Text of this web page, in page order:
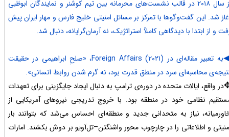
از سال ۲۰۱۸ در قالب نشست‌های محرمانه بین تیم کوشنر و نمایندگان ابوظبی
شد. این گفت‌وگوها با تمرکز بر مسائل امنیتی خلیج فارس و مهار ایران پیش
و از ابتدا با دیدگاهی کاملاً استراتژیک، نه آرمان‌گرایانه، دنبال شد.
به تعبیر مقاله‌ای در Foreign Affairs (۲۰۲۱)، «صلحِ ابراهیمی در حقیقت
محاسبه‌ای سرد در منطق قدرت بود، نه گرم شدن روابط انسانی».
در واقع، ایالات متحده در دوره‌ی ترامپ به دنبال ایجاد جایگزینی برای تعهدات
نظامی خود در منطقه بود. با خروج تدریجی نیروهای آمریکایی از
نیاز به متحدانی جدید و منطقه‌ای احساس می‌شد که بتوانند بار
و اطلاعاتی را در چارچوب محور واشنگتن–تل‌آویو بر دوش بکشند. امارات